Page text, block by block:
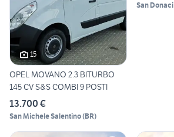
15
OPEL MOVANO 2.3 BITURBO
145 CV S&S COMBI 9 POSTI
13.700 €
San Michele Salentino(BR)
San Donaci